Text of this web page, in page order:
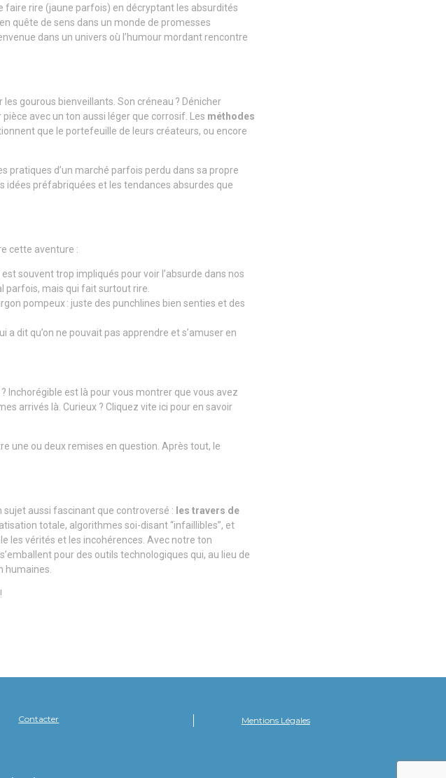
faire rire (jaune parfois) en décryptant les absurdités
quête de sens dans un monde de promesses
dans un univers où l’humour mordant rencontre
les gourous bienveillants. Son créneau ? Dénicher
avec un ton aussi léger que corrosif. Les méthodes
que le portefeuille de leurs créateurs, ou encore
pratiques d’un marché parfois perdu dans sa propre
idées préfabriquées et les tendances absurdes que
cette aventure :
est souvent trop impliqués pour voir l’absurde dans nos
parfois, mais qui fait surtout rire.
pompeux : juste des punchlines bien senties et des
a dit qu’on ne pouvait pas apprendre et s’amuser en
Inchorégible est là pour vous montrer que vous avez
arrivés là. Curieux ? Cliquez vite ici pour en savoir
une ou deux remises en question. Après tout, le
aussi fascinant que controversé : les travers de
totale, algorithmes soi-disant “infaillibles”, et
les vérités et les incohérences. Avec notre ton
pour des outils technologiques qui, au lieu de
humaines.
Contacter Mentions Légales